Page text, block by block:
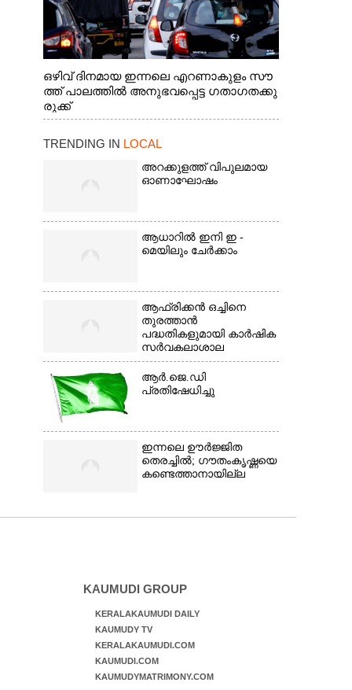
ഒഴിവ് ദിനമായ ഇന്നലെ എറണാകുളം സൗ
ത്ത് പാലത്തിൽ അനുഭവപ്പെട്ട ഗതാഗതക്കു
രുക്ക്
TRENDING IN LOCAL
അറക്കുളത്ത് വിപുലമായ
ഓണാഘോഷം
ആധാറിൽ ഇനി ഇ -
മെയിലും ചേർക്കാം
ആഫ്രിക്കൻ ഒച്ചിനെ
തുരത്താൻ
പദ്ധതികളുമായി കാർഷിക
സർവകലാശാല
ആർ.ജെ.ഡി
പ്രതിഷേധിച്ചു
ഇന്നലെ ഊർജ്ജിത
തെരച്ചിൽ; ഗൗതംകൃഷ്ണയെ
കണ്ടെത്താനായില്ല
KAUMUDI GROUP
KERALAKAUMUDI DAILY
KAUMUDY TV
KERALAKAUMUDI.COM
KAUMUDI.COM
KAUMUDYMATRIMONY.COM